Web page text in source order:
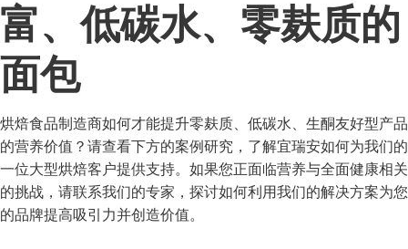
富、低碳水、零麸质的
面包
烘焙食品制造商如何才能提升零麸质、低碳水、生酮友好型产品
的营养价值？请查看下方的案例研究，了解宜瑞安如何为我们的
一位大型烘焙客户提供支持。如果您正面临营养与全面健康相关
的挑战，请联系我们的专家，探讨如何利用我们的解决方案为您
的品牌提高吸引力并创造价值。